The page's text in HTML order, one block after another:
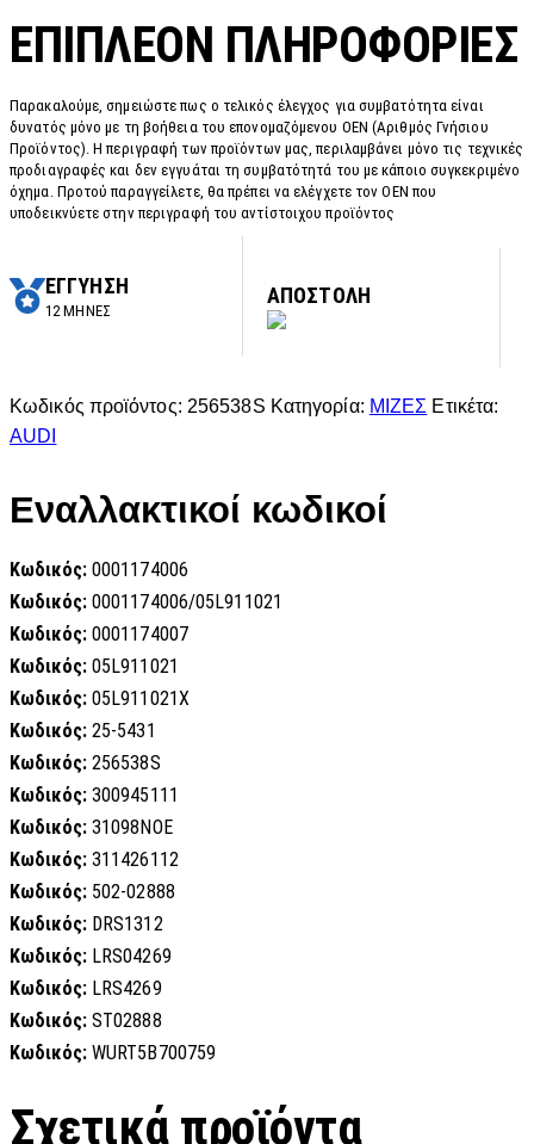
ΕΠΙΠΛΈΟΝ ΠΛΗΡΟΦΟΡΊΕΣ
Παρακαλούμε, σημειώστε πως ο τελικός έλεγχος για συμβατότητα είναι
δυνατός μόνο με τη βοήθεια του επονομαζόμενου OEN (Αριθμός Γνήσιου
Προϊόντος). Η περιγραφή των προϊόντων μας, περιλαμβάνει μόνο τις τεχνικές
προδιαγραφές και δεν εγγυάται τη συμβατότητά του με κάποιο συγκεκριμένο
όχημα. Προτού παραγγείλετε, θα πρέπει να ελέγχετε τον OEN που
υποδεικνύετε στην περιγραφή του αντίστοιχου προϊόντος
ΕΓΓΥΗΣΗ
12 ΜΗΝΕΣ
ΑΠΟΣΤΟΛΗ
Κωδικός προϊόντος: 256538S Κατηγορία: ΜΙΖΕΣ Ετικέτα:
AUDI
Εναλλακτικοί κωδικοί
Κωδικός: 0001174006
Κωδικός: 0001174006/05L911021
Κωδικός: 0001174007
Κωδικός: 05L911021
Κωδικός: 05L911021X
Κωδικός: 25-5431
Κωδικός: 256538S
Κωδικός: 300945111
Κωδικός: 31098NOE
Κωδικός: 311426112
Κωδικός: 502-02888
Κωδικός: DRS1312
Κωδικός: LRS04269
Κωδικός: LRS4269
Κωδικός: ST02888
Κωδικός: WURT5B700759
Σχετικά προϊόντα